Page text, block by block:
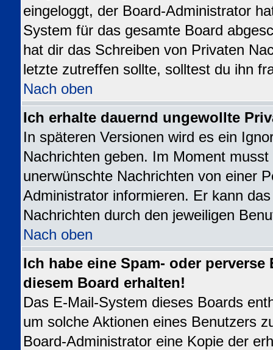
eingeloggt, der Board-Administrator
System für das gesamte Board
hat dir das Schreiben von Privaten
letzte zutreffen sollte, solltest du ihn
Nach oben
Ich erhalte dauernd ungewollte
In späteren Versionen wird es ein
Nachrichten geben. Im Moment
unerwünschte Nachrichten von einer
Administrator informieren. Er kann
Nachrichten durch den jeweiligen
Nach oben
Ich habe eine Spam- oder
diesem Board erhalten!
Das E-Mail-System dieses Boards
um solche Aktionen eines Benutzers
Board-Administrator eine Kopie der